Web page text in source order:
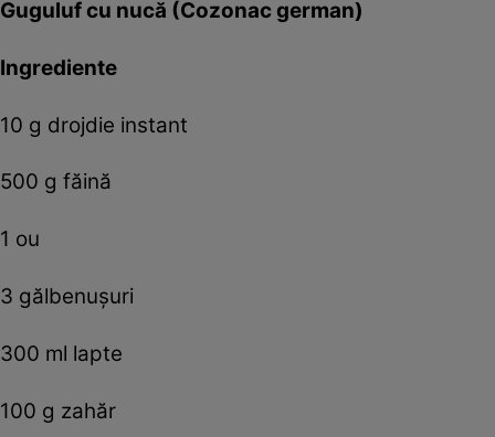
Guguluf cu nucă (Cozonac german)
Ingrediente
10 g drojdie instant
500 g făină
1 ou
3 gălbenușuri
300 ml lapte
100 g zahăr